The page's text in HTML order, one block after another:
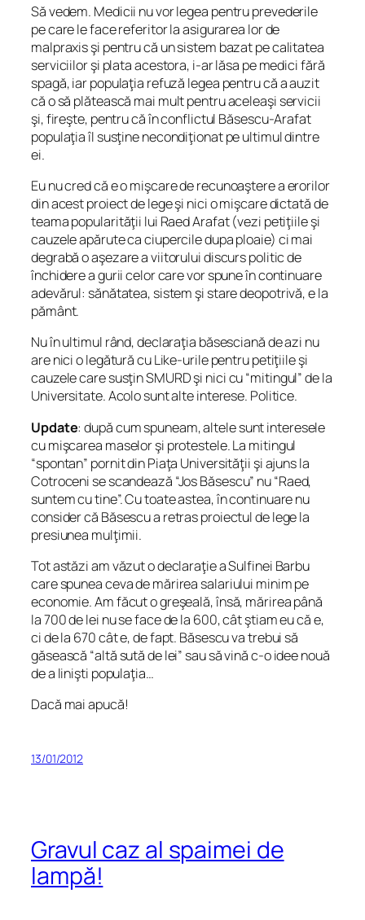
Să vedem. Medicii nu vor legea pentru prevederile
pe care le face referitor la asigurarea lor de
malpraxis şi pentru că un sistem bazat pe calitatea
serviciilor şi plata acestora, i-ar lăsa pe medici fără
spagă, iar populaţia refuză legea pentru că a auzit
că o să plătească mai mult pentru aceleaşi servicii
şi, fireşte, pentru că în conflictul Băsescu-Arafat
populaţia îl susţinenecondiţionatpe ultimul dintre
ei.
Eu nu cred că e o mişcare de recunoaştere a erorilor
din acest proiect de lege şi nici o mişcare dictată de
teama popularităţii lui Raed Arafat (vezi petiţiile şi
cauzele apărute ca ciupercile dupa ploaie) ci mai
degrabă o aşezare a viitorului discurs politic de
închidere a gurii celor care vor spune în continuare
adevărul: sănătatea, sistem şi stare deopotrivă, e la
pământ.
Nu în ultimul rând, declaraţia băsesciană de azi nu
are nici o legătură cu Like-urile pentru petiţiile şi
cauzele care susţin SMURD şi nici cu “mitingul” de la
Universitate. Acolo sunt alte interese. Politice.
Update: după cum spuneam, altele sunt interesele
cu mişcarea maselor şi protestele. La mitingul
“spontan” pornit din Piaţa Universităţii şi ajuns la
Cotroceni se scandează “Jos Băsescu” nu “Raed,
suntem cu tine”. Cu toate astea, în continuare nu
consider că Băsescu a retras proiectul de lege la
presiunea mulţimii.
Tot astăzi am văzut o declaraţie a Sulfinei Barbu
care spunea ceva de mărirea salariului minim pe
economie. Am făcut o greşeală, însă, mărirea până
la 700 de lei nu se face de la 600, cât ştiam eu că e,
ci de la 670 cât e, de fapt. Băsescu va trebui să
găsească “altă sută de lei” sau să vină c-o idee nouă
de a linişti populaţia…
Dacă mai apucă!
13/01/2012
Gravul caz al spaimei de
lampă!